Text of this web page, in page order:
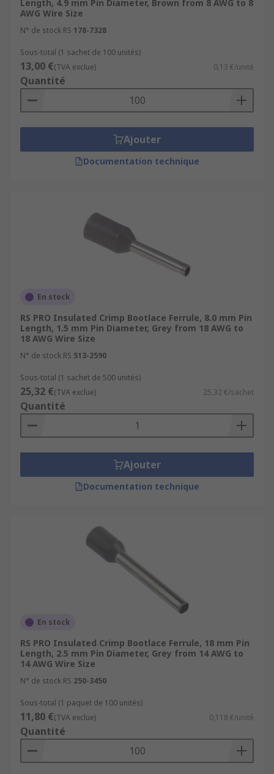
Length, 4.9 mm Pin Diameter, Brown from 8 AWG to 8
AWG Wire Size
N° de stock RS 178-7328
Sous-total (1 sachet de 100 unités)
13,00 €(TVA exclue) 0,13 €/unité
Quantité
Ajouter
Documentation technique
En stock
RS PRO Insulated Crimp Bootlace Ferrule, 8.0 mm Pin
Length, 1.5 mm Pin Diameter, Grey from 18 AWG to
18 AWG Wire Size
N° de stock RS 513-2590
Sous-total (1 sachet de 500 unités)
25,32 €(TVA exclue) 25,32 €/sachet
Quantité
Ajouter
Documentation technique
En stock
RS PRO Insulated Crimp Bootlace Ferrule, 18 mm Pin
Length, 2.5 mm Pin Diameter, Grey from 14 AWG to
14 AWG Wire Size
N° de stock RS 250-3450
Sous-total (1 paquet de 100 unités)
11,80 €(TVA exclue) 0,118 €/unité
Quantité